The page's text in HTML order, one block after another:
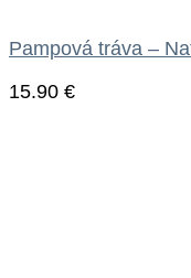
Pampová tráva –
15.90 €